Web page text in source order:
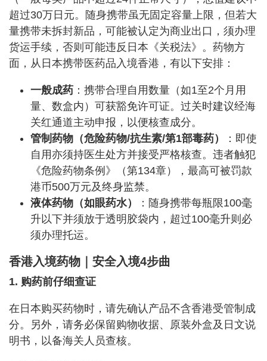
超过30万日元。随身携带虽无固定容量上限，但若大
量携带未拆封新品，可能被认定为商业出口，须办理
货运手续，否则可能违反日本《关税法》。药物方
面，从日本携带医药品入境香港，有以下安排：
一般成药 ：携带合理自用数量（如1至2个月用
量、数盒内）可获豁免许可证。过关时建议经海
关红通道主动申报，以便核查成分。
管制药物（危险药物/抗生素/第1部毒药）
：即使
自用亦须持医生处方并接受严格核查。违者触犯
《危险药物条例》（第134章），最高可被罚款
港币500万元及终身监禁。
液体药物（如眼药水）
：随身携带每瓶限100毫
升以下并须放于透明胶袋内，超过100毫升则必
须办理托运。
香港入境药物｜安全入境4步曲
1. 购药前仔细查证
在日本购买药物时，请先确认产品不含香港受管制成
分。另外，请务必保留购物收据、原装外盒及日文说
明书，以备海关人员查核。